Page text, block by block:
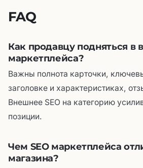
FAQ
Как продавцу подняться в
маркетплейса?
Важны полнота карточки,
заголовке и характеристиках,
Внешнее SEO на категорию
позиции.
Чем SEO маркетплейса
магазина?